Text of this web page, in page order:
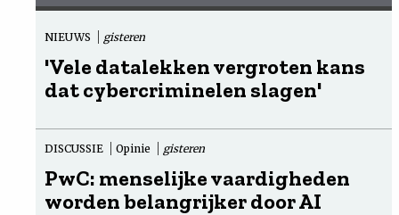
NIEUWS gisteren
'Vele datalekken vergroten kans
dat cybercriminelen slagen'
DISCUSSIE Opinie gisteren
PwC: menselijke vaardigheden
worden belangrijker door AI